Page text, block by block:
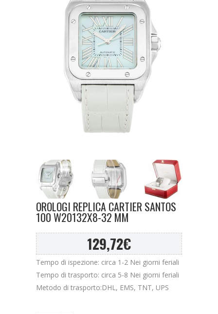
OROLOGI REPLICA CARTIER SANTOS
100 W20132X8-32 MM
129,72€
Tempo di ispezione: circa 1-2 Nei giorni feriali
Tempo di trasporto: circa 5-8 Nei giorni feriali
Metodo di trasporto:DHL, EMS, TNT, UPS